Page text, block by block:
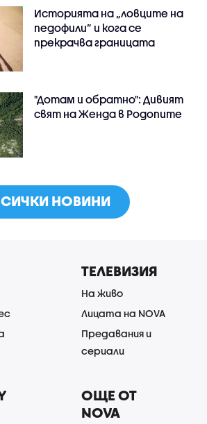
Историята на „ловците на
педофили” и кога се
прекрачва границата
"Дотам и обратно": Дивият
свят на Женда в Родопите
НОВИНИ
ТЕЛЕВИЗИЯ
На живо
Лицата на NOVA
Предавания и
сериали
ОЩЕ ОТ
NOVA